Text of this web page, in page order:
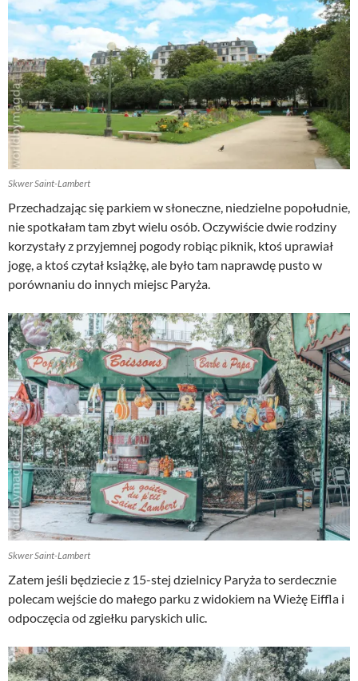
Skwer Saint-Lambert
Przechadzając się parkiem w słoneczne, niedzielne popołudnie,
nie spotkałam tam zbyt wielu osób. Oczywiście dwie rodziny
korzystały z przyjemnej pogody robiąc piknik, ktoś uprawiał
jogę, a ktoś czytał książkę, ale było tam naprawdę pusto w
porównaniu do innych miejsc Paryża.
Skwer Saint-Lambert
Zatem jeśli będziecie z 15-stej dzielnicy Paryża to serdecznie
polecam wejście do małego parku z widokiem na Wieżę Eiffla i
odpoczęcia od zgiełku paryskich ulic.